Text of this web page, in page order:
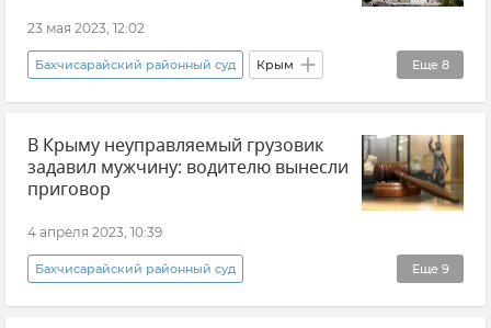
Новости Крыма
23 мая 2023, 12:02
Еще 8
Бахчисарайский районный суд Крым
Прокуратура Республики Крым
ГСУ СК России по Крыму и Севастополю
Происшествия
Новости Крыма Бахчисарайский район
В Крыму неуправляемый грузовик
задавил мужчину: водителю вынесли
приговор
4 апреля 2023, 10:39
Еще 9
Бахчисарайский районный суд
Прокуратура Республики Крым